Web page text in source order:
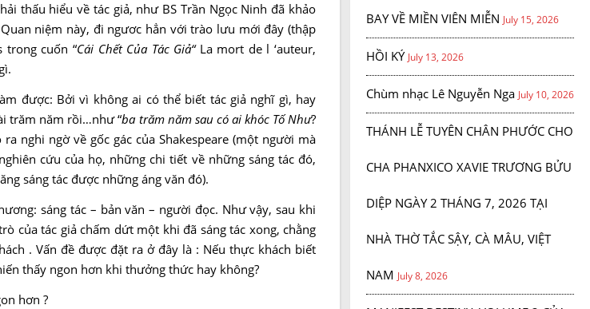
thấu hiểu về tác giả, như BS Trần Ngọc Ninh đã khảo
niệm này, đi ngươc hẳn với trào lưu mới đây (thập
trong cuốn “Cái Chết Của Tác Giả“La mort de l ‘auteur,
được: Bởi vì không ai có thể biết tác giả nghĩ gì, hay
trăm năm rồi…như “ba trăm năm sau có ai khóc Tố Như?
nghi ngờ về gốc gác của Shakespeare (một người mà
cứu của họ, những chi tiết về những sáng tác đó,
sáng tác được những áng văn đó).
sáng tác – bản văn – người đọc. Như vậy, sau khi
của tác giả chấm dứt một khi đã sáng tác xong, chằng
. Vấn đề được đặt ra ở đây là : Nếu thực khách biết
thấy ngon hơn khi thưởng thức hay không?
hơn ?
BAY VỀ MIỀN VIÊN MIỄN July 15, 2026
HỒI KÝ July 13, 2026
Chùm nhạc Lê Nguyễn Nga July 10, 2026
THÁNH LỄ TUYÊN CHÂN PHƯỚC CHO
CHA PHANXICO XAVIE TRƯƠNG BỬU
DIỆP NGÀY 2 THÁNG 7, 2026 TẠI
NHÀ THỜ TẮC SẬY, CÀ MÂU, VIỆT
NAM July 8, 2026